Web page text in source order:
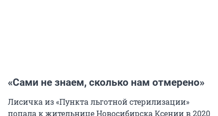
«Сами не знаем, сколько нам отмерено»
Лисичка из «Пункта льготной стерилизации»
попала к жительнице Новосибирска Ксении в 2020